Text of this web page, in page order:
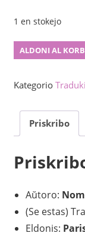
1 en stokejo
La
de
mil
noktoj
(vol.
ALDONI AL
Kategorio
Priskribo
Aŭtoro:
(Se estas)
Eldonis: